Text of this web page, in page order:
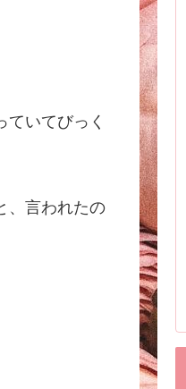
いてびっく
、言われたの